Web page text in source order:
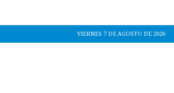
VIERNES 7 DE AGOSTO DE 2026